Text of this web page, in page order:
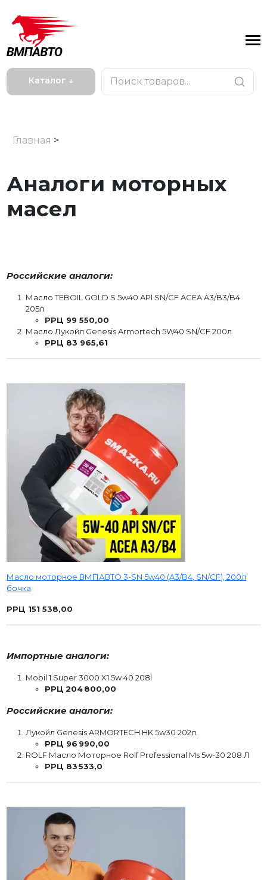
Каталог ↓
Личный кабинет
Главная >
Аналоги моторных
масел
Российские аналоги:
Масло TEBOIL GOLD S 5w40 API SN/CF ACEA A3/B3/B4
205л
РРЦ 99 550,00
Масло Лукойл Genesis Armortech 5W40 SN/CF 200л
РРЦ 83 965,61
Масло моторное ВМПАВТО 3-SN 5w40 (A3/B4, SN/CF), 200л
бочка
РРЦ 151 538,00
Импортные аналоги:
Mobil 1 Super 3000 X1 5w 40 208l
РРЦ 204 800,00
Российские аналоги:
Лукойл Genesis ARMORTECH HK 5w30 202л.
РРЦ 96 990,00
ROLF Масло Моторное Rolf Professional Ms 5w-30 208 Л
РРЦ 83 533,0